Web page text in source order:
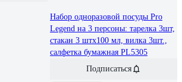
Набор одноразовой посуды Pro
Legend на 3 персоны: тарелка 3шт,
стакан 3 штх100 мл, вилка 3шт.,
салфетка бумажная PL5305
Подписаться